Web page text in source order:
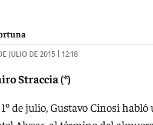
JULIO DE 2015 | 12:18
Straccia (*)
de julio, Gustavo Cinosi